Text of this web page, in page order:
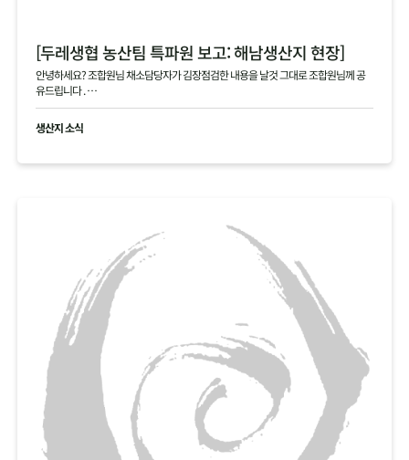
[두레생협 농산팀 특파원 보고: 해남생산지 현장]
안녕하세요? 조합원님 채소담당자가 김장점검한 내용을 날것 그대로 조합원님께 공
유드립니다 .
현재 생산지사진으로 김장생활재의 현황을 공유드립니다
생산지 소식